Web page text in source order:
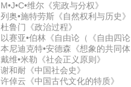
M•J•C•维尔《宪政与分权》
列奥•施特劳斯《自然权利与历史》
杜鲁门《政治过程》
以赛亚•伯林《自由论（《自由四
本尼迪克特•安德森《想象的共同
戴维•米勒《社会正义原则》
谢和耐《中国社会史》
许倬云《中国古代文化的特质》